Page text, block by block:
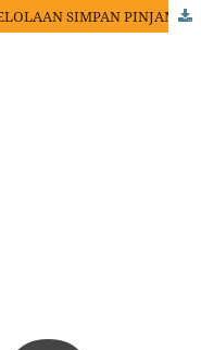
PENINGKATAN KOMPETENSI PENGELOLAAN SIMPAN PINJAM DALAM MENGOPTILAMKAN KUALITAS LAPORAN KEUANGAN KOPERASI MERAH PUTIH SAWANGAN